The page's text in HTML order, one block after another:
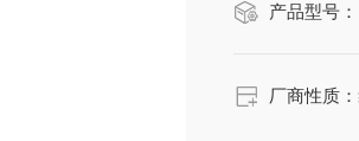
产品型号：
厂商性质：